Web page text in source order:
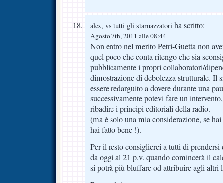
alex, vs tutti gli starnazzatori ha scritto:
Agosto 7th, 2011 alle 08:44
Non entro nel merito Petri-Guetta non
quel poco che conta ritengo che sia
pubblicamente i propri collaboratori/
dimostrazione di debolezza strutturale. Il
essere redarguito a dovere durante una
successivamente potevi fare un
ribadire i principi editoriali della radio.
(ma è solo una mia considerazione, se
hai fatto bene !).
Per il resto consiglierei a tutti di prendersi
da oggi al 21 p.v. quando comincerà il
si potrà più bluffare od attribuire agli altri